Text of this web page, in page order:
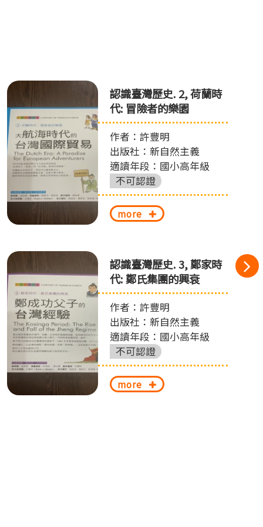
認識臺灣歷史. 2, 荷蘭時
代: 冒險者的樂園
作者：許豐明
出版社：新自然主義
適讀年段：國小高年級
不可認證
more
認識臺灣歷史. 3, 鄭家時
代: 鄭氏集團的興衰
作者：許豐明
出版社：新自然主義
適讀年段：國小高年級
不可認證
more